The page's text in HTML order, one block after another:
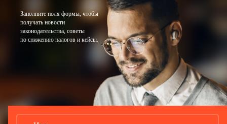
Заполните поля формы, чтобы
получать новости
законодательства, советы
по снижению налогов и кейсы.